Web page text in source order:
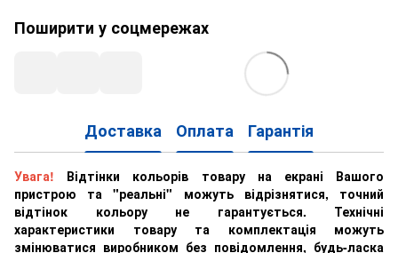
Поширити у соцмережах
Доставка Оплата Гарантія
Увага! Відтінки кольорів товару на екрані Вашого
пристрою та "реальні" можуть відрізнятися, точний
відтінок кольору не гарантується. Технічні
характеристики товару та комплектація можуть
змінюватися виробником без повідомлення, будь-ласка